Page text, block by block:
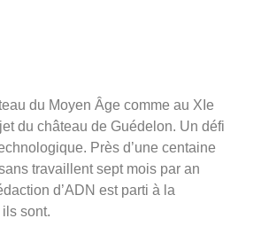
du Moyen Âge comme au XIe
du château de Guédelon. Un défi
Près d’une centaine
travaillent sept mois par an
d’ADN est parti à la
sont.